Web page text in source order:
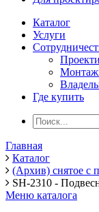
Каталог
Услуги
Где купить
Главная
Каталог
(Архив) снятое с
SH-2310 -
Меню каталога